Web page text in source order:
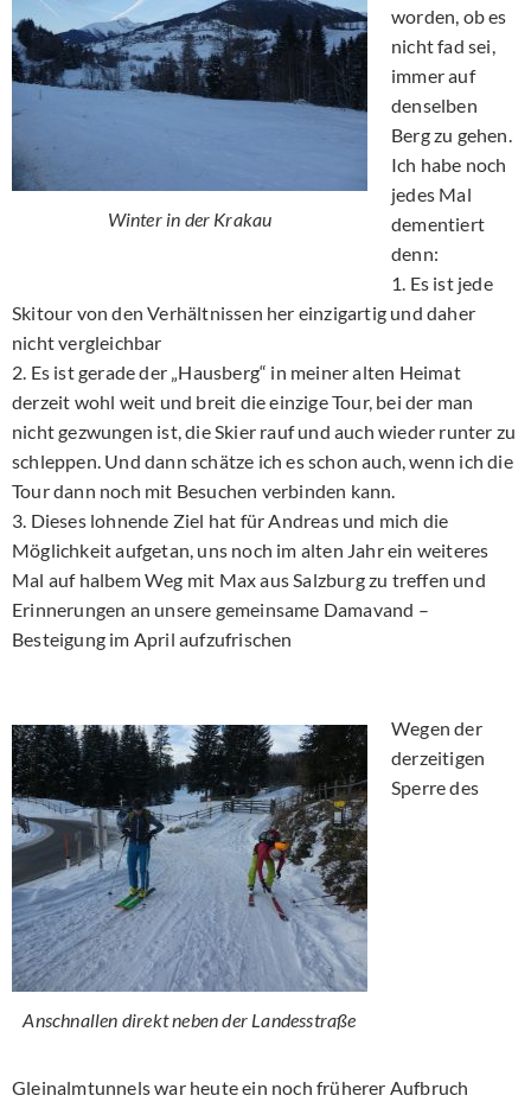
Winter in der Krakau
worden, ob es
nicht fad sei,
immer auf
denselben
Berg zu gehen.
Ich habe noch
jedes Mal
dementiert
denn:
1. Es ist jede
Skitour von den Verhältnissen her einzigartig und daher
nicht vergleichbar
2. Es ist gerade der „Hausberg“ in meiner alten Heimat
derzeit wohl weit und breit die einzige Tour, bei der man
nicht gezwungen ist, die Skier rauf und auch wieder runter zu
schleppen. Und dann schätze ich es schon auch, wenn ich die
Tour dann noch mit Besuchen verbinden kann.
3. Dieses lohnende Ziel hat für Andreas und mich die
Möglichkeit aufgetan, uns noch im alten Jahr ein weiteres
Mal auf halbem Weg mit Max aus Salzburg zu treffen und
Erinnerungen an unsere gemeinsame Damavand –
Besteigung im April aufzufrischen
Anschnallen direkt neben der Landesstraße
Wegen der
derzeitigen
Sperre des
Gleinalmtunnels war heute ein noch früherer Aufbruch